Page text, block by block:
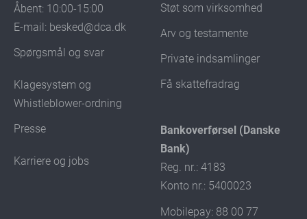
Åbent: 10:00-15:00
E-mail: besked@dca.dk
Spørgsmål og svar
Klagesystem og
Whistleblower-ordning
Presse
Karriere og jobs
Støt som virksomhed
Arv og testamente
Private indsamlinger
Få skattefradrag
Bankoverførsel (Danske
Bank)
Reg. nr.: 4183
Konto nr.: 5400023
Mobilepay: 88 00 77